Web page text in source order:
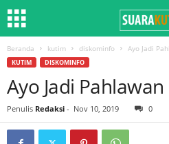
Beranda kutim diskominfo Ayo Jadi
KUTIM DISKOMINFO
Ayo Jadi
Penulis Redaksi - Nov 10, 2019 0